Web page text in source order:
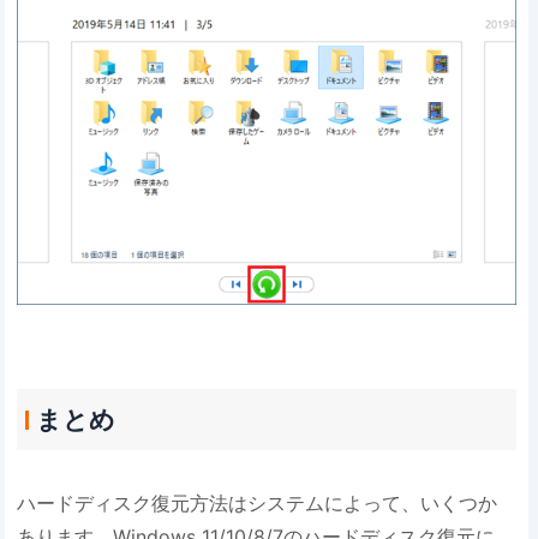
まとめ
ハードディスク復元方法はシステムによって、いくつか